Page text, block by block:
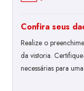
Confira seus
Realize o
da vistoria.
necessárias para